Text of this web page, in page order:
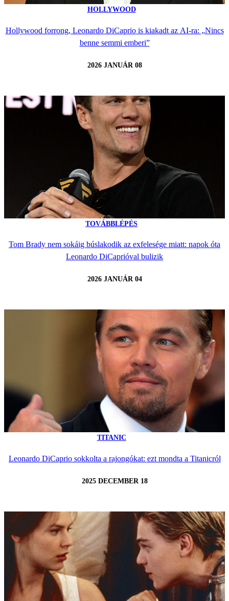
HOLLYWOOD
Hollywood forrong, Leonardo DiCaprio is kiakadt az AI-ra: „Nincs
benne semmi emberi”
2026 JANUÁR 08
TOVÁBBLÉPÉS
Tom Brady nem sokáig búslakodik az exfelesége miatt: napok óta
Leonardo DiCaprióval bulizik
2026 JANUÁR 04
TITANIC
Leonardo DiCaprio sokkolta a rajongókat: ezt mondta a Titanicról
2025 DECEMBER 18